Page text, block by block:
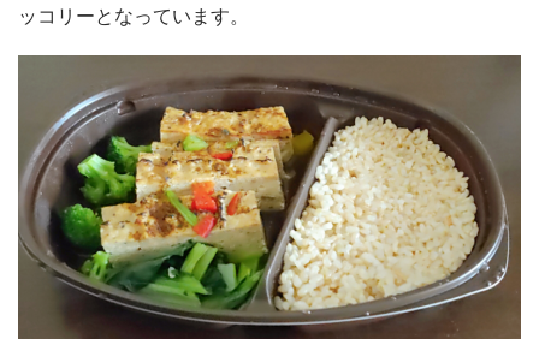
ッコリーとなっています。